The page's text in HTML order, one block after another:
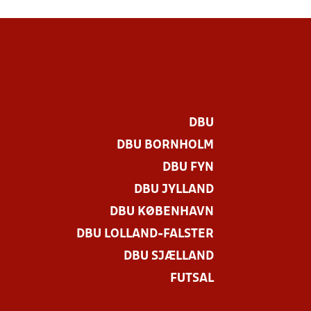
DBU
DBU BORNHOLM
DBU FYN
DBU JYLLAND
DBU KØBENHAVN
DBU LOLLAND-FALSTER
DBU SJÆLLAND
FUTSAL